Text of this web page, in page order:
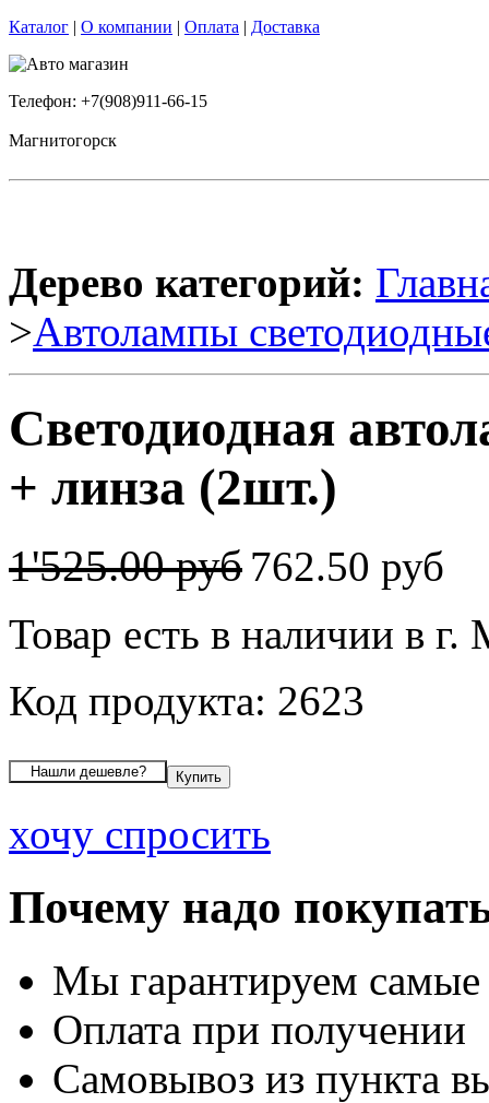
Каталог | О компании | Оплата | Доставка
Телефон: +7(908)911-66-15
Магнитогорск
Дерево категорий:
>Автолампы
Светодиодная
+ линза (2шт.)
1'525.00 руб 762.50 руб
Товар есть в наличии в г.
Код продукта: 2623
хочу спросить
Почему надо
Мы гарантируем
Оплата при получении
Самовывоз из пункта